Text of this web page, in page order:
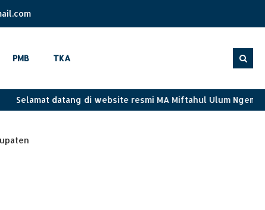
PMB TKA
Selamat datang di website resmi MA Miftahul Ulum